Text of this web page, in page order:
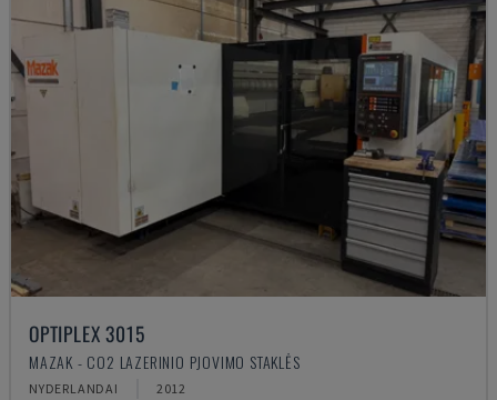
OPTIPLEX 3015
MAZAK - CO2 LAZERINIO PJOVIMO STAKLĖS
NYDERLANDAI 2012